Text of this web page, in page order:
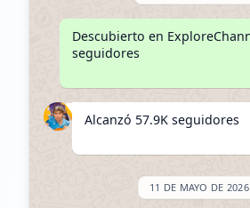
Descubierto en
seguidores
Alcanzó 57.9K seguidores
11 DE MAYO DE 2026